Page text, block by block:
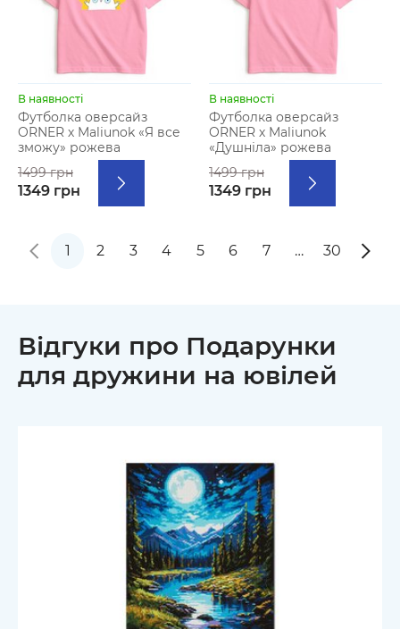
В наявності
Футболка оверсайз
ORNER х Maliunok «Я все
зможу» рожева
1499 грн
1349 грн
В наявності
Футболка оверсайз
ORNER х Maliunok
«Душніла» рожева
1499 грн
1349 грн
1 2 3 4 5 6 7 … 30
Відгуки про Подарунки
для дружини на ювілей